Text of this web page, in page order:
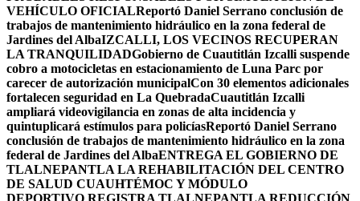
VEHÍCULO OFICIALReportó Daniel Serrano conclusión de
trabajos de mantenimiento hidráulico en la zona federal de
Jardines del AlbaIZCALLI, LOS VECINOS RECUPERAN
LA TRANQUILIDADGobierno de Cuautitlán Izcalli suspende
cobro a motocicletas en estacionamiento de Luna Parc por
carecer de autorización municipalCon 30 elementos adicionales
fortalecen seguridad en La QuebradaCuautitlán Izcalli
ampliará videovigilancia en zonas de alta incidencia y
quintuplicará estímulos para policíasReportó Daniel Serrano
conclusión de trabajos de mantenimiento hidráulico en la zona
federal de Jardines del AlbaENTREGA EL GOBIERNO DE
TLALNEPANTLA LA REHABILITACIÓN DEL CENTRO
DE SALUD CUAUHTÉMOC Y MÓDULO
DEPORTIVO REGISTRA TLALNEPANTLA REDUCCIÓN